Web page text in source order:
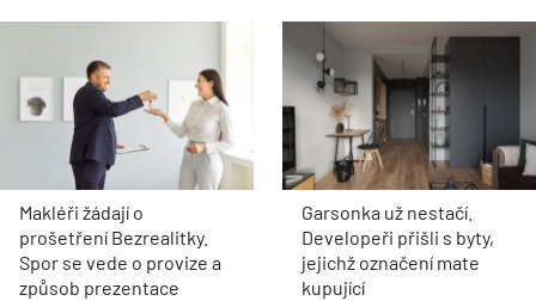
Makléři žádají o
prošetření Bezrealitky.
Spor se vede o provize a
způsob prezentace
Garsonka už nestačí.
Developeři přišli s byty,
jejichž označení mate
kupující